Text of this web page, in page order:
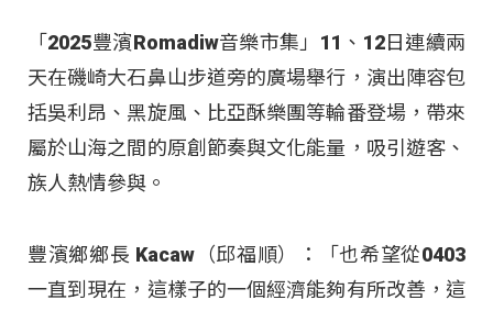
「2025豐濱Romadiw音樂市集」11、12日連續兩
天在磯崎大石鼻山步道旁的廣場舉行，演出陣容包
括吳利昂、黑旋風、比亞酥樂團等輪番登場，帶來
屬於山海之間的原創節奏與文化能量，吸引遊客、
族人熱情參與。
豐濱鄉鄉長 Kacaw（邱福順）：「也希望從0403
一直到現在，這樣子的一個經濟能夠有所改善，這